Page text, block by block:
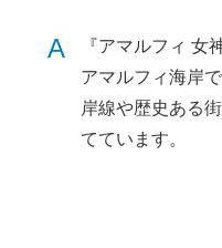
A
『アマルフィ 女
アマルフィ海岸
岸線や歴史ある
てています。